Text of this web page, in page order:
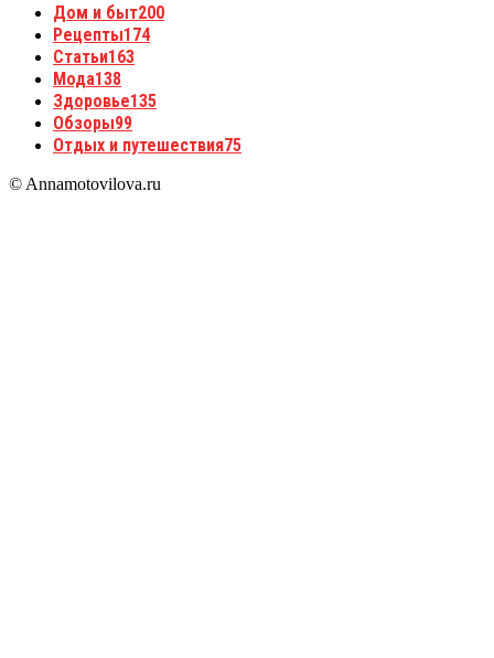
Дом и быт200
Рецепты174
Статьи163
Мода138
Здоровье135
Обзоры99
Отдых и путешествия75
© Annamotovilova.ru